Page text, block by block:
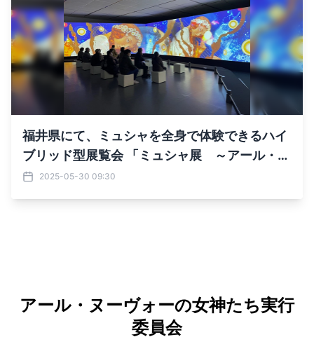
福井県にて、ミュシャを全身で体験できるハイ
ブリッド型展覧会 「ミュシャ展 ～アール・ヌ
ーヴォーの女神たち～」を開催決定！
2025-05-30 09:30
アール・ヌーヴォーの女神たち実行
委員会